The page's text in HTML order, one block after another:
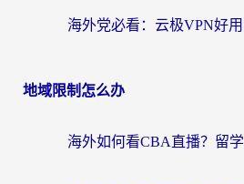
地域限制怎么办